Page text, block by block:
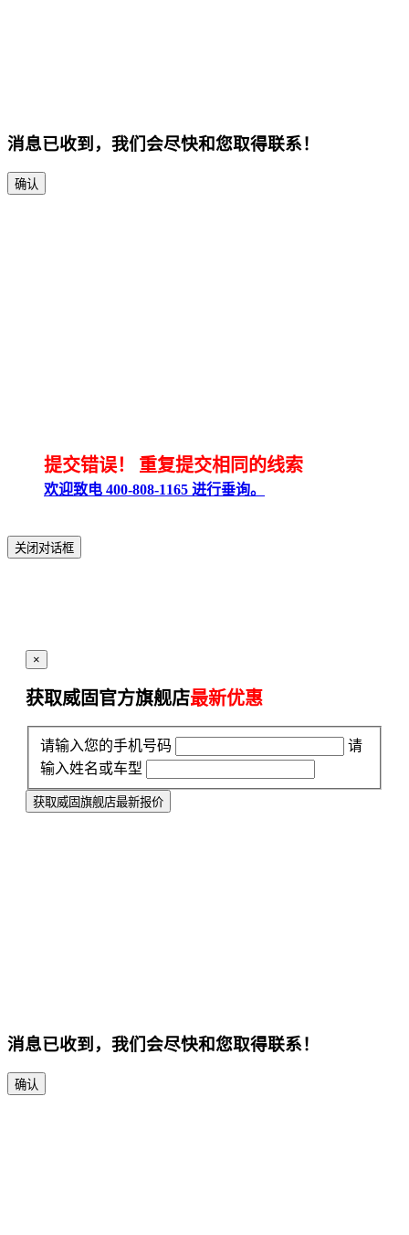
消息已收到，我们会尽快和您取得联系！
确认
提交错误！ 重复提交相同的线索
欢迎致电 400-808-1165 进行垂询。
关闭对话框
×
获取威固官方旗舰店最新优惠
请输入您的手机号码
请
输入姓名或车型
获取威固旗舰店最新报价
消息已收到，我们会尽快和您取得联系！
确认